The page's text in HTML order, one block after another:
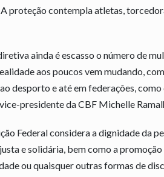
proteção contempla atletas,
ainda é escasso o número de
aos poucos vem mudando,
desporto e até em federações,
presidente da CBF Michelle
Federal considera a dignidade da
e solidária, bem como a
ou quaisquer outras formas de